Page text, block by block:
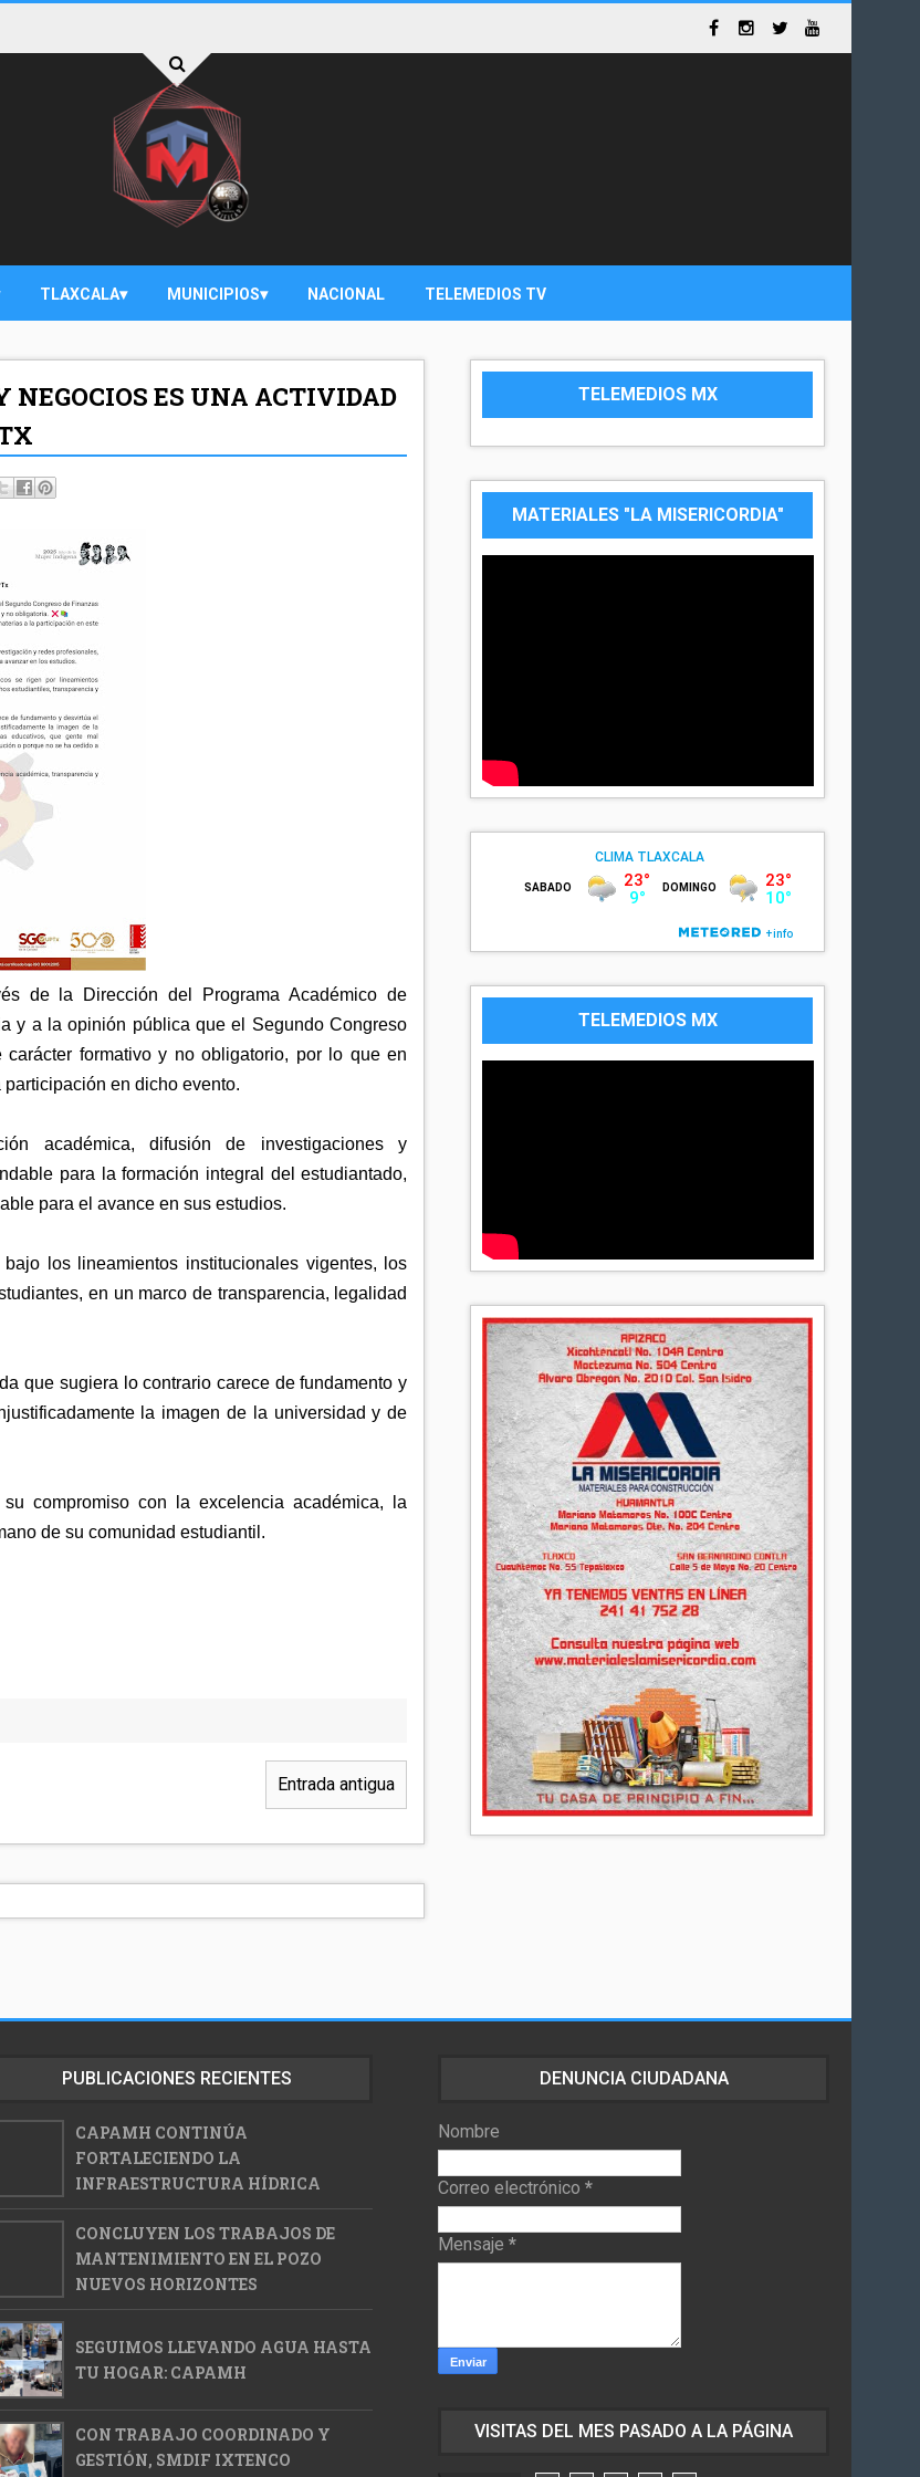
TLAXCALA MUNICIPIOS NACIONAL TELEMEDIOS TV
NEGOCIOS ES UNA ACTIVIDAD
de la Dirección del Programa Académico de
y a la opinión pública que el Segundo Congreso
formativo y no obligatorio, por lo que en
en dicho evento.
académica, difusión de investigaciones y
para la formación integral del estudiantado,
para el avance en sus estudios.
los lineamientos institucionales vigentes, los
en un marco de transparencia, legalidad
que sugiera lo contrario carece de fundamento y
la imagen de la universidad y de
compromiso con la excelencia académica, la
de su comunidad estudiantil.
Entrada antigua
TELEMEDIOS MX
MATERIALES "LA MISERICORDIA"
TELEMEDIOS MX
PUBLICACIONES RECIENTES
CAPAMH CONTINÚA
FORTALECIENDO LA
INFRAESTRUCTURA HÍDRICA
CONCLUYEN LOS TRABAJOS DE
MANTENIMIENTO EN EL POZO
NUEVOS HORIZONTES
SEGUIMOS LLEVANDO AGUA HASTA
TU HOGAR: CAPAMH
CON TRABAJO COORDINADO Y
GESTIÓN, SMDIF IXTENCO
DENUNCIA CIUDADANA
Nombre
Correo electrónico *
Mensaje *
VISITAS DEL MES PASADO A LA PÁGINA